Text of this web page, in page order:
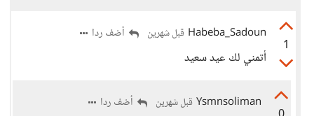
1
Habeba_Sadoun قبل شهرين أضف ردا
أتمني لك عيد سعيد
Ysmnsoliman قبل شهرين أضف ردا